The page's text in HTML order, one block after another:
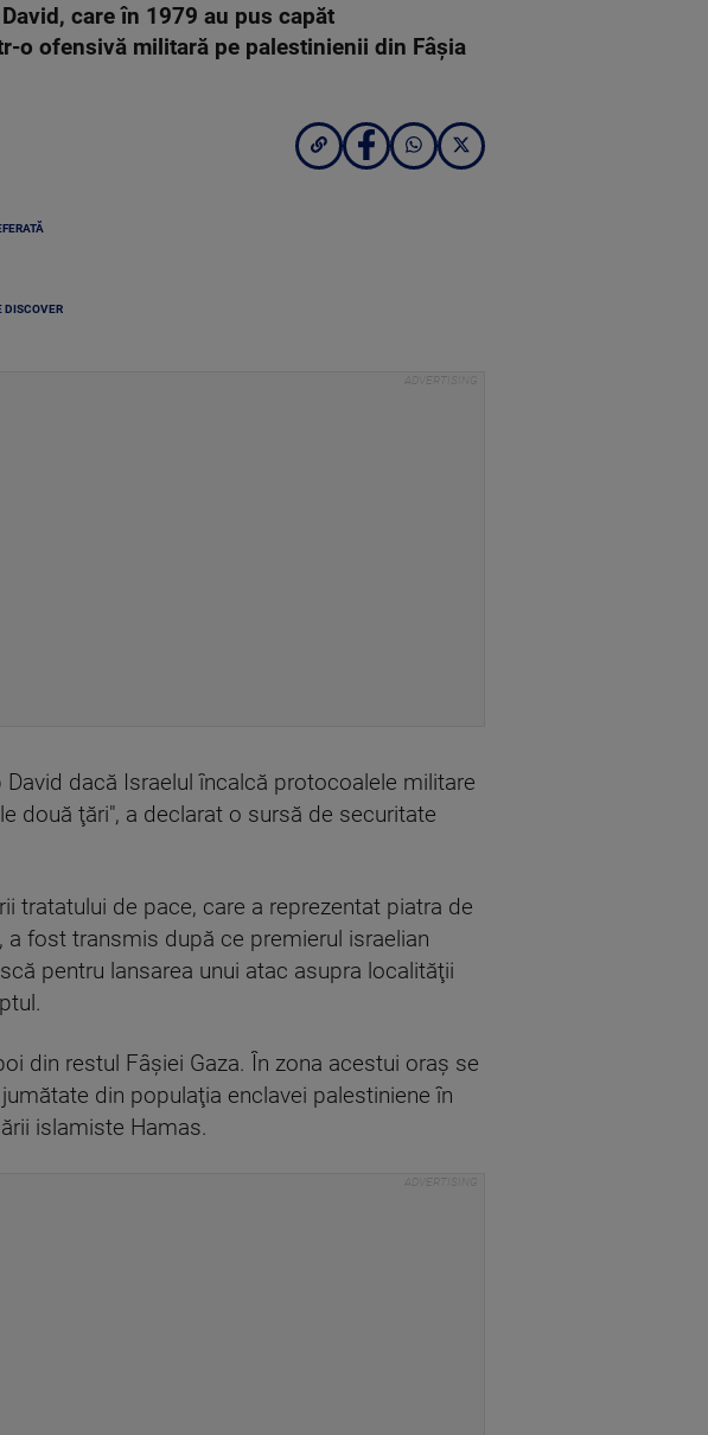
care în 1979 au pus capăt
o ofensivă militară pe palestinienii din Fâşia
DISCOVER
dacă Israelul încalcă protocoalele militare
două ţări", a declarat o sursă de securitate
tratatului de pace, care a reprezentat piatra de
fost transmis după ce premierul israelian
pentru lansarea unui atac asupra localităţii
din restul Fâşiei Gaza. În zona acestui oraş se
din populaţia enclavei palestiniene în
islamiste Hamas.